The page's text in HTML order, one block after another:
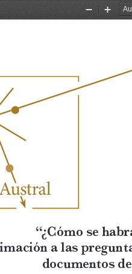
Zoom
Zoom
“¿Cómo se
a las
documentos